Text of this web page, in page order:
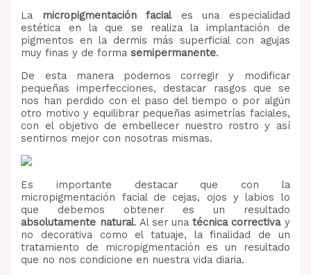
La micropigmentación facial es una especialidad
estética en la que se realiza la implantación de
pigmentos en la dermis más superficial con agujas
muy finas y de forma semipermanente.
De esta manera podemos corregir y modificar
pequeñas imperfecciones, destacar rasgos que se
nos han perdido con el paso del tiempo o por algún
otro motivo y equilibrar pequeñas asimetrías faciales,
con el objetivo de embellecer nuestro rostro y así
sentirnos mejor con nosotras mismas.
Es importante destacar que con la
micropigmentación facial de cejas, ojos y labios lo
que debemos obtener es un resultado
absolutamente natural. Al ser unatécnica correctivay
no decorativa como el tatuaje, la finalidad de un
tratamiento de micropigmentación es un resultado
que no nos condicione en nuestra vida diaria.